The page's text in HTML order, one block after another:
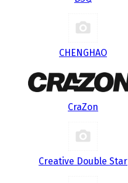
CHENGHAO
CraZon
Creative Double Star